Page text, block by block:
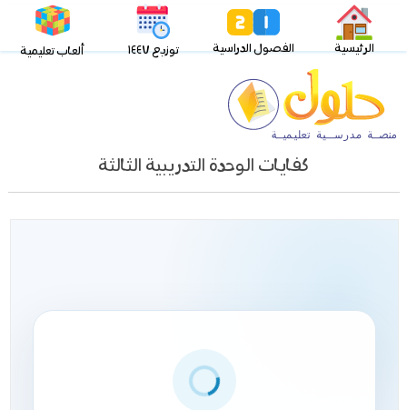
الرئيسية الفصول الدراسية توزيع ١٤٤٧ ألعاب تعليمية
كفايات الوحدة التدريبية الثالثة